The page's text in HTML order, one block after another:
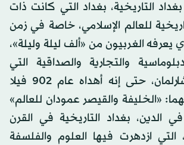
التاريخية، بغداد التي كانت ذات
للعالم الإسلامي، خاصة في زمن
يعرفه الغربيون من «ألف ليلة وليلة»،
والتجارية والصداقية التي
ربطته بالملك شارلمان، حتى إنه أهداه عام 902 فيلا
«الخليفة والقيصر عمودان للعالم»
الدين، بغداد التاريخية في القرن
التي ازدهرت فيها العلوم والفلسفة